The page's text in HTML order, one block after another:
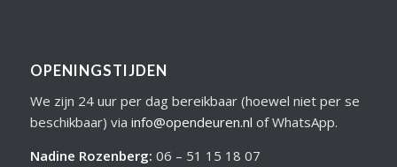
OPENINGSTIJDEN
We zijn 24 uur per dag bereikbaar (hoewel niet per se
beschikbaar) via info@opendeuren.nl of WhatsApp.
Nadine Rozenberg: 06 – 51 15 18 07